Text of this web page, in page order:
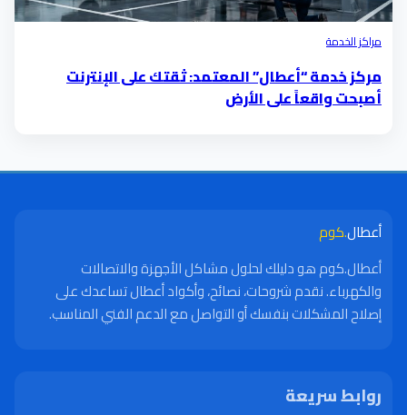
مراكز الخدمة
مركز خدمة “أعطال” المعتمد: ثقتك على الإنترنت
أصبحت واقعاً على الأرض
أعطال.كوم
أعطال.كوم هو دليلك لحلول مشاكل الأجهزة والاتصالات
والكهرباء. نقدم شروحات، نصائح، وأكواد أعطال تساعدك على
إصلاح المشكلات بنفسك أو التواصل مع الدعم الفني المناسب.
روابط سريعة